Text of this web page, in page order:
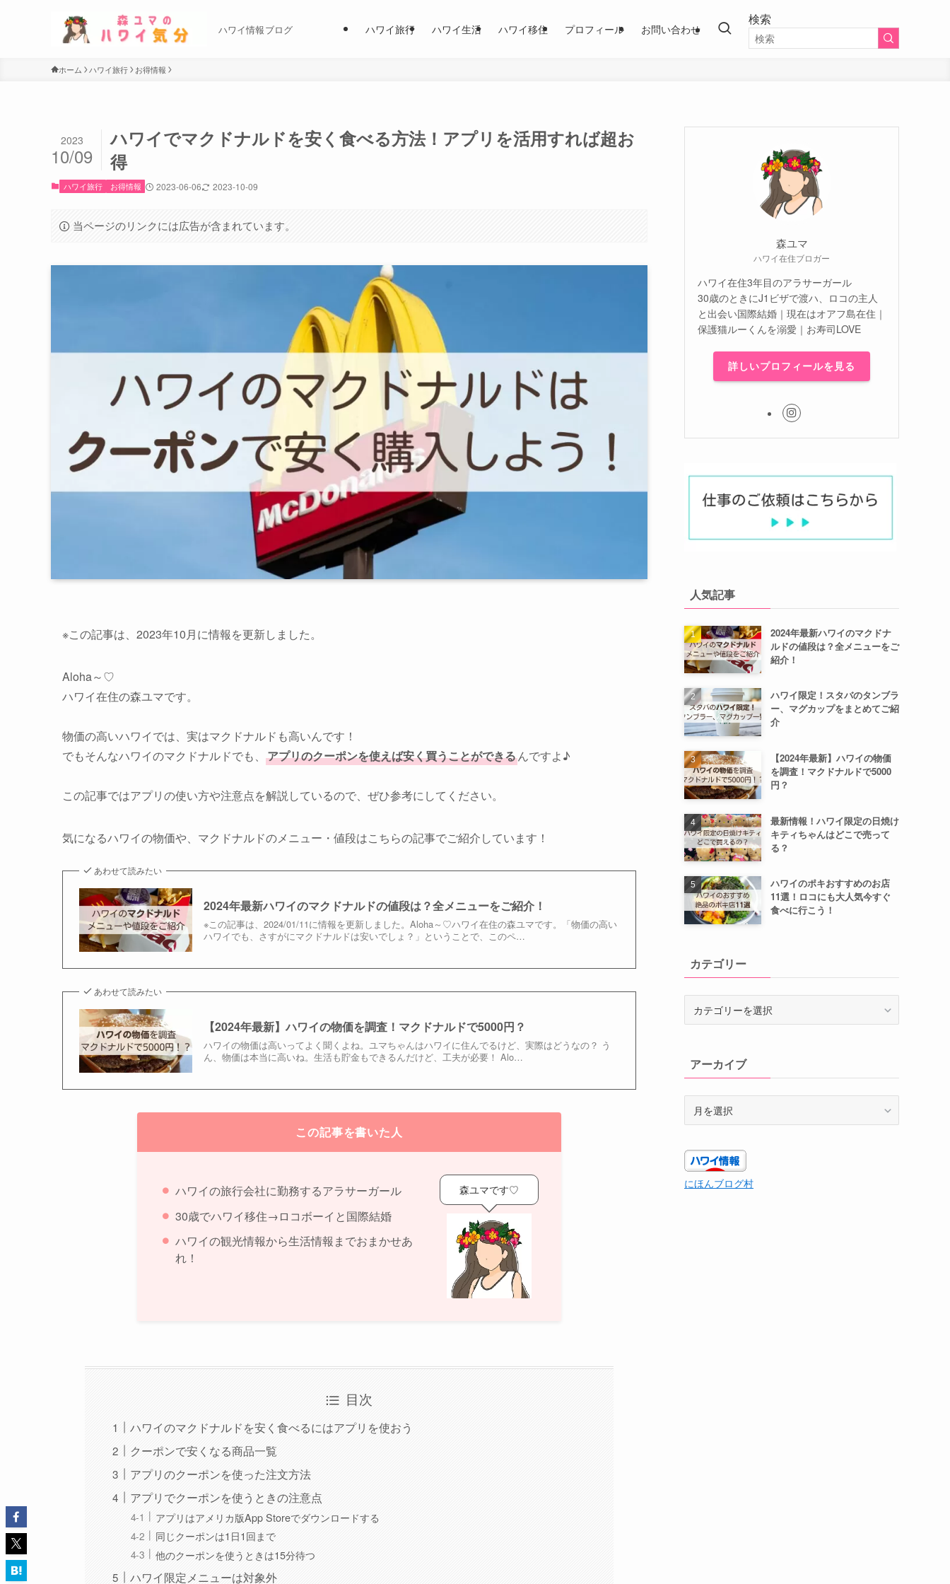
ハワイ情報ブログ ハワイ旅行 ハワイ生活 ハワイ移住 プロフィール お問い合わせ
検索
ホーム ハワイ旅行 お得情報
ハワイでマクドナルドを安く食べる方法！アプリを活用すれば超お
得
2023
10/09
ハワイ旅行 お得情報 2023-06-06 2023-10-09
当ページのリンクには広告が含まれています。
※この記事は、2023年10月に情報を更新しました。
Aloha～♡
ハワイ在住の森ユマです。
物価の高いハワイでは、実はマクドナルドも高いんです！
でもそんなハワイのマクドナルドでも、 アプリのクーポンを使えば安く買うことができるんですよ♪
この記事ではアプリの使い方や注意点を解説しているので、ぜひ参考にしてください。
気になるハワイの物価や、マクドナルドのメニュー・値段はこちらの記事でご紹介しています！
あわせて読みたい
2024年最新ハワイのマクドナルドの値段は？全メニューをご紹介！
※この記事は、2024/01/11に情報を更新しました。Aloha～♡ハワイ在住の森ユマです。「物価の高い
ハワイでも、さすがにマクドナルドは安いでしょ？」ということで、このペ…
あわせて読みたい
【2024年最新】ハワイの物価を調査！マクドナルドで5000円？
ハワイの物価は高いってよく聞くよね。ユマちゃんはハワイに住んでるけど、実際はどうなの？ う
ん、物価は本当に高いね。生活も貯金もできるんだけど、工夫が必要！ Alo…
この記事を書いた人
ハワイの旅行会社に勤務するアラサーガール
30歳でハワイ移住→ロコボーイと国際結婚
ハワイの観光情報から生活情報までおまかせあ
れ！
森ユマです♡
目次
ハワイのマクドナルドを安く食べるにはアプリを使おう
クーポンで安くなる商品一覧
アプリのクーポンを使った注文方法
アプリでクーポンを使うときの注意点
アプリはアメリカ版App Storeでダウンロードする
同じクーポンは1日1回まで
他のクーポンを使うときは15分待つ
ハワイ限定メニューは対象外
森ユマ
ハワイ在住ブロガー
ハワイ在住3年目のアラサーガール
30歳のときにJ1ビザで渡ハ、ロコの主人
と出会い国際結婚｜現在はオアフ島在住｜
保護猫ルーくんを溺愛｜お寿司LOVE
詳しいプロフィールを見る
人気記事
2024年最新ハワイのマクドナ
ルドの値段は？全メニューをご
紹介！
ハワイ限定！スタバのタンブラ
ー、マグカップをまとめてご紹
介
【2024年最新】ハワイの物価
を調査！マクドナルドで5000
円？
最新情報！ハワイ限定の日焼け
キティちゃんはどこで売って
る？
ハワイのポキおすすめのお店
11選！ロコにも大人気今すぐ
食べに行こう！
カテゴリー
ーアーカイブ
イ
ブ
にほんブログ村